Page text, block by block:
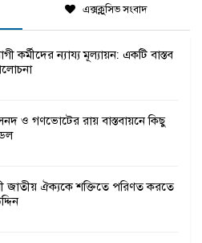
এক্সক্লুসিভ সংবাদ
কর্মীদের ন্যায্য মূল্যায়ন: একটি বাস্তব
ও গণভোটের রায় বাস্তবায়নে কিছু
জাতীয় ঐক্যকে শক্তিতে পরিণত করতে